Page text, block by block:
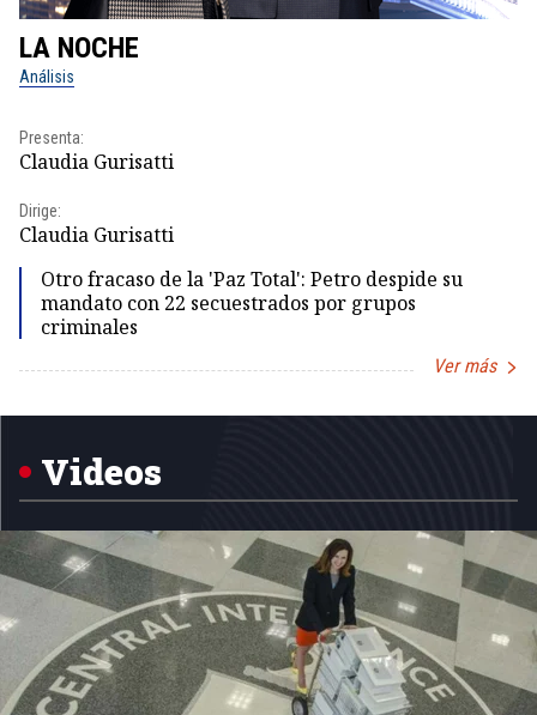
LA NOCHE
Análisis
Presenta:
Claudia Gurisatti
Dirige:
Claudia Gurisatti
Otro fracaso de la 'Paz Total': Petro despide su
mandato con 22 secuestrados por grupos
criminales
Ver más
1
Videos